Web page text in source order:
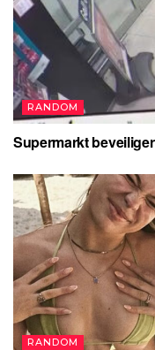
RANDOM
Supermarkt
RANDOM